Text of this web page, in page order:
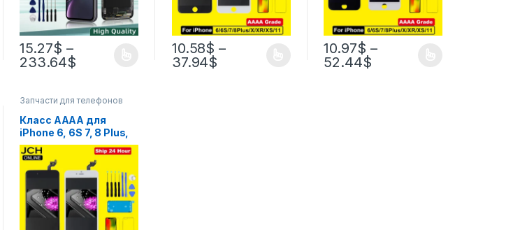
15.27$ –
233.64$
10.58$ –
37.94$
10.97$ –
52.44$
Запчасти для телефонов
Класс AAAA для
iPhone 6, 6S 7, 8 Plus,
идеальный ЖК-
дисплей с 3D
сенсорным экраном в
сборе для iPhone X XR
XS MAX 11PRO 12 13 14
Дисплей